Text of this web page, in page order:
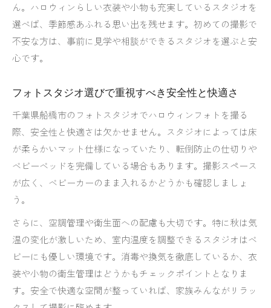
ん。ハロウィンらしい衣装や小物も充実しているスタジオを
選べば、季節感あふれる思い出を残せます。初めての撮影で
不安な方は、事前に見学や相談ができるスタジオを選ぶと安
心です。
フォトスタジオ選びで重視すべき安全性と快適さ
千葉県船橋市のフォトスタジオでハロウィンフォトを撮る
際、安全性と快適さは欠かせません。スタジオによっては床
が柔らかいマット仕様になっていたり、転倒防止の仕切りや
ベビーベッドを完備している場合もあります。撮影スペース
が広く、ベビーカーのまま入れるかどうかも確認しましょ
う。
さらに、空調管理や衛生面への配慮も大切です。特に秋は気
温の変化が激しいため、室内温度を調整できるスタジオはベ
ビーにも優しい環境です。消毒や換気を徹底しているか、衣
装や小物の衛生管理はどうかもチェックポイントとなりま
す。安全で快適な空間が整っていれば、家族みんながリラッ